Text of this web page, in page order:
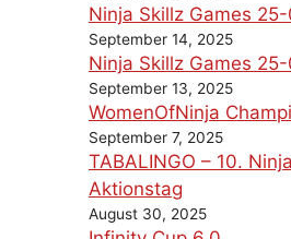
Ninja Skillz Games
September 14, 2025
Ninja Skillz Games 25-
September 13, 2025
WomenOfNinja
September 7, 2025
TABALINGO – 10.
Aktionstag
August 30, 2025